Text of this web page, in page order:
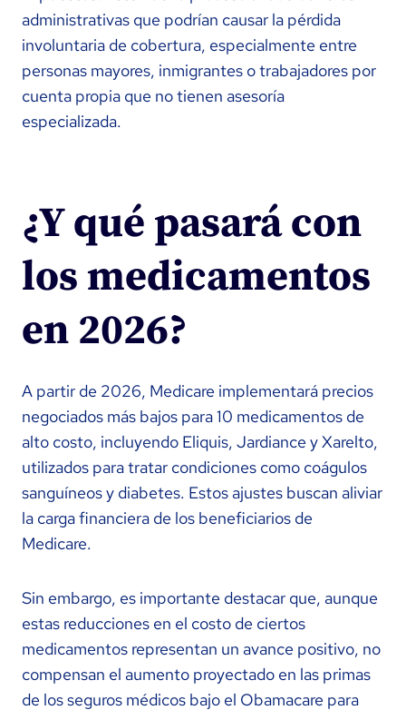
administrativas que podrían causar la pérdida
involuntaria de cobertura, especialmente entre
personas mayores, inmigrantes o trabajadores por
cuenta propia que no tienen asesoría
especializada.
¿Y qué pasará con
los medicamentos
en 2026?
​A partir de 2026, Medicare implementará precios
negociados más bajos para 10 medicamentos de
alto costo, incluyendo Eliquis, Jardiance y Xarelto,
utilizados para tratar condiciones como coágulos
sanguíneos y diabetes. Estos ajustes buscan aliviar
la carga financiera de los beneficiarios de
Medicare. ​
Sin embargo, es importante destacar que, aunque
estas reducciones en el costo de ciertos
medicamentos representan un avance positivo, no
compensan el aumento proyectado en las primas
de los seguros médicos bajo el Obamacare para